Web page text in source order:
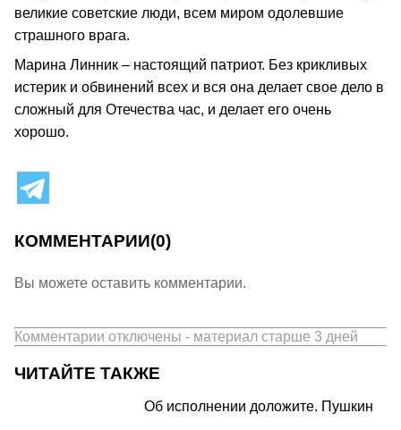
великие советские люди, всем миром одолевшие
страшного врага.
Марина Линник – настоящий патриот. Без крикливых
истерик и обвинений всех и вся она делает свое дело в
сложный для Отечества час, и делает его очень
хорошо.
КОММЕНТАРИИ(0)
Вы можете оставить комментарии.
Комментарии отключены - материал старше 3 дней
ЧИТАЙТЕ ТАКЖЕ
Об исполнении доложите. Пушкин